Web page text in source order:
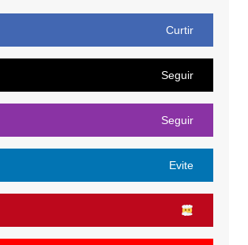
Curtir
Seguir
Seguir
Evite